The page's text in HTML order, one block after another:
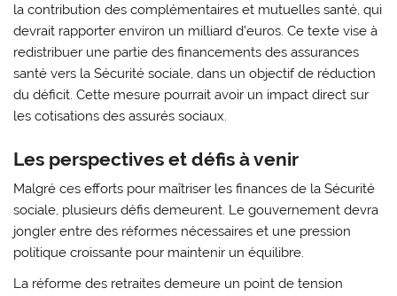
la contribution des complémentaires et mutuelles santé, qui
devrait rapporter environ un milliard d’euros. Ce texte vise à
redistribuer une partie des financements des assurances
santé vers la Sécurité sociale, dans un objectif de réduction
du déficit. Cette mesure pourrait avoir un impact direct sur
les cotisations des assurés sociaux.
Les perspectives et défis à venir
Malgré ces efforts pour maîtriser les finances de la Sécurité
sociale, plusieurs défis demeurent. Le gouvernement devra
jongler entre des réformes nécessaires et une pression
politique croissante pour maintenir un équilibre.
La réforme des retraites demeure un point de tension